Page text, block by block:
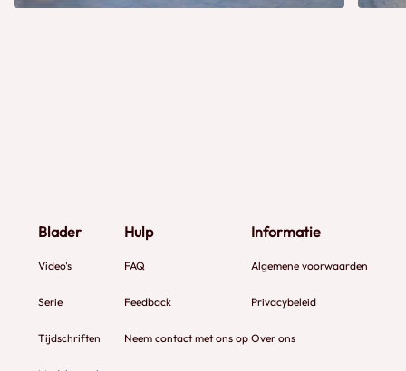
Blader
Video's
Serie
Tijdschriften
Hulp
FAQ
Feedback
Neem contact met ons op
Informatie
Algemene voorwaarden
Privacybeleid
Over ons